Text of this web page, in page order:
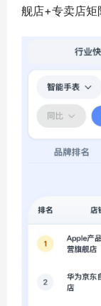
舰店+专卖店矩